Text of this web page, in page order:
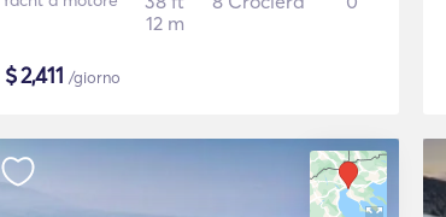
12 m
$2,411 /giorno